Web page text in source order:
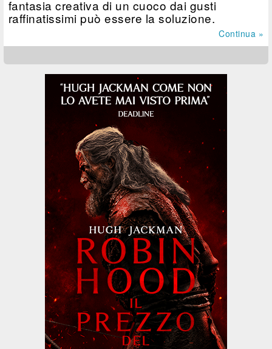
fantasia creativa di un cuoco dai gusti
raffinatissimi può essere la soluzione.
Continua »